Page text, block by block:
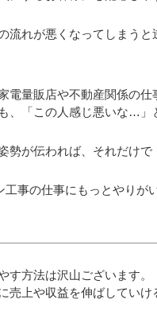
流れが悪くなってしまうと
量販店や不動産関係の仕
、「この人感じ悪いな…」
勢が伝われば、それだけで
事の仕事にもっとやりが
方法は沢山ございます。
売上や収益を伸ばしていけ